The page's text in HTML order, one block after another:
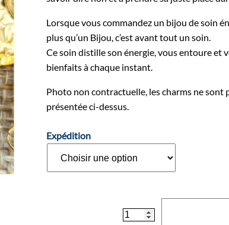
Lorsque vous commandez un bijou de soin
plus qu’un Bijou, c’est avant tout un soin.
Ce soin distille son énergie, vous entoure et
bienfaits à chaque instant.
Photo non contractuelle, les charms ne sont
présentée ci-dessus.
Expédition
de